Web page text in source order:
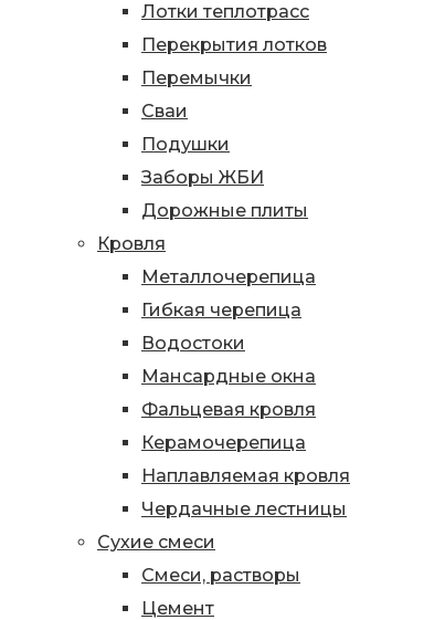
Лотки теплотрасс
Перекрытия лотков
Перемычки
Сваи
Подушки
Заборы ЖБИ
Дорожные плиты
Кровля
Металлочерепица
Гибкая черепица
Водостоки
Мансардные окна
Фальцевая кровля
Керамочерепица
Наплавляемая кровля
Чердачные лестницы
Сухие смеси
Смеси, растворы
Цемент